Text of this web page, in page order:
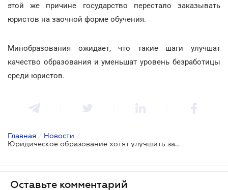
этой же причине государство перестало заказывать
юристов на заочной форме обучения.
Минобразования ожидает, что такие шаги улучшат
качество образования и уменьшат уровень безработицы
среди юристов.
Главная / Новости /
Юридическое образование хотят улучшить за счет независимого оценивания
Оставьте комментарий